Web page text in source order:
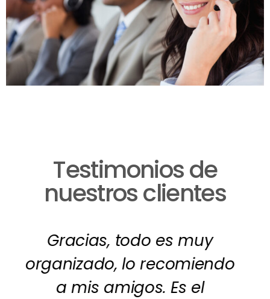
Testimonios de
nuestros clientes
Super agradecidos con el
excelente trato y
profesionalismo de Marcela